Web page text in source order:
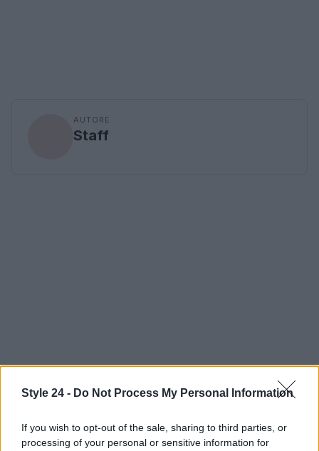
Style 24 - Do Not Process My Personal Information
If you wish to opt-out of the sale, sharing to third parties, or
processing of your personal or sensitive information for
AUTORE
Staff